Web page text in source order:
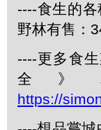
----食生的
野林有售：
----更多食
全》
https://